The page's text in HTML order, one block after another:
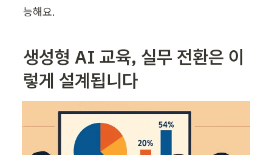
능해요.
생성형 AI 교육, 실무 전환은 이
렇게 설계됩니다